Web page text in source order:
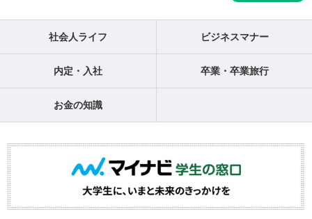
社会人ライフ ビジネスマナー
内定・入社 卒業・卒業旅行
お金の知識